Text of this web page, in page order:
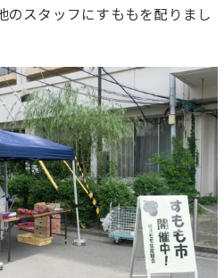
のスタッフにすももを配りまし